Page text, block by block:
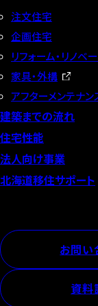
注文住宅
企画住宅
リフォーム・リノベ
家具・外構
アフターメンテナン
建築までの流れ
住宅性能
法人向け事業
北海道移住サポート
お問い
資料